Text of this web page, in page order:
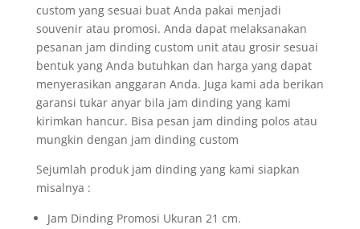
custom yang sesuai buat Anda pakai menjadi
souvenir atau promosi. Anda dapat melaksanakan
pesanan jam dinding custom unit atau grosir sesuai
bentuk yang Anda butuhkan dan harga yang dapat
menyerasikan anggaran Anda. Juga kami ada berikan
garansi tukar anyar bila jam dinding yang kami
kirimkan hancur. Bisa pesan jam dinding polos atau
mungkin dengan jam dinding custom
Sejumlah produk jam dinding yang kami siapkan
misalnya :
Jam Dinding Promosi Ukuran 21 cm.